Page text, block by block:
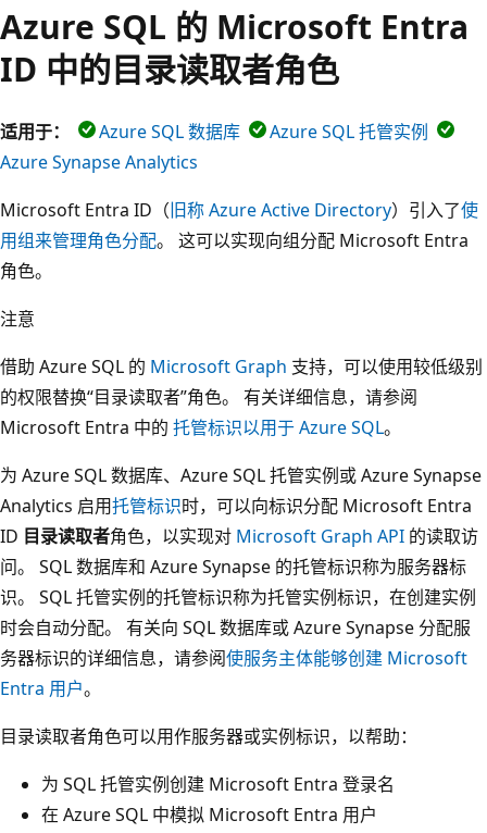
Azure SQL 的 Microsoft Entra
ID 中的目录读取者角色
适用于： Azure SQL 数据库
Azure SQL 托管实例
Azure Synapse Analytics
Microsoft Entra ID（旧称 Azure Active Directory）引入了使
用组来管理角色分配。 这可以实现向组分配 Microsoft Entra
角色。
注意
借助 Azure SQL 的 Microsoft Graph 支持，可以使用较低级别
的权限替换“目录读取者”角色。 有关详细信息，请参阅
Microsoft Entra 中的 托管标识以用于 Azure SQL。
为 Azure SQL 数据库、Azure SQL 托管实例或 Azure Synapse
Analytics 启用托管标识时，可以向标识分配 Microsoft Entra
ID 目录读取者角色，以实现对 Microsoft Graph API 的读取访
问。
SQL 数据库和 Azure Synapse 的托管标识称为服务器标
识。 SQL 托管实例的托管标识称为托管实例标识，在创建实例
时会自动分配。 有关向 SQL 数据库或 Azure Synapse 分配服
务器标识的详细信息，请参阅使服务主体能够创建 Microsoft
Entra 用户。
目录读取者角色可以用作服务器或实例标识，以帮助：
为 SQL 托管实例创建 Microsoft Entra 登录名
在 Azure SQL 中模拟 Microsoft Entra 用户